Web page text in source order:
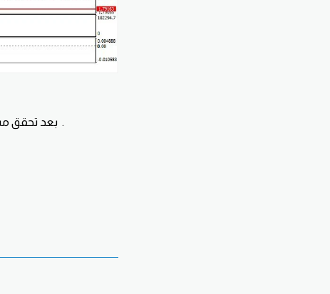
بعد تحقق مستهدفات الشراء ليوم الثلاثاء نتوقع العودة لزياره مناطق 1.7960 ومنها العودة لمسار صاعد .